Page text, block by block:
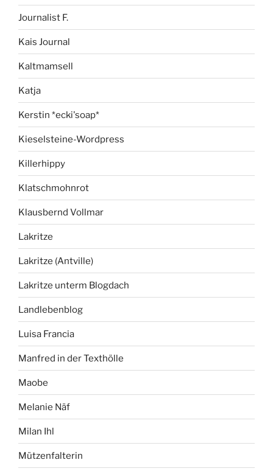
Journalist F.
Kais Journal
Kaltmamsell
Katja
Kerstin *ecki'soap*
Kieselsteine-Wordpress
Killerhippy
Klatschmohnrot
Klausbernd Vollmar
Lakritze
Lakritze (Antville)
Lakritze unterm Blogdach
Landlebenblog
Luisa Francia
Manfred in der Texthölle
Maobe
Melanie Näf
Milan Ihl
Mützenfalterin